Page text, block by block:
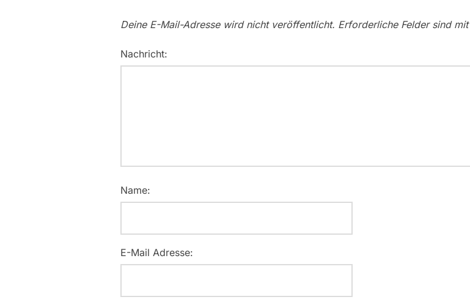
Deine E-Mail-Adresse wird nicht veröffentlicht. Erforderliche Felder sind mit
Nachricht:
Name:
E-Mail Adresse: